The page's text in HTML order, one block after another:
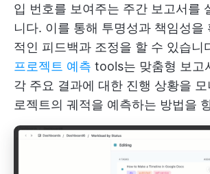
입 번호를 보여주는 주간 보고서를
니다. 이를 통해 투명성과 책임성을
적인 피드백과 조정을 할 수 있습니
프로젝트 예측 tools는 맞춤형 보고
각 주요 결과에 대한 진행 상황을
로젝트의 궤적을 예측하는 방법을